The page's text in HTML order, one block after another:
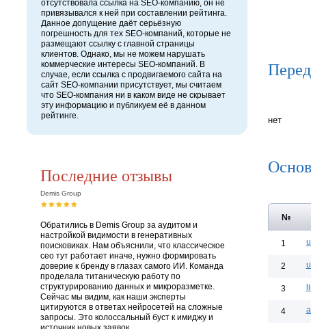
отсутствовала ссылка на SEO-компанию, он не
привязывался к ней при составлении рейтинга.
Данное допущение даёт серьёзную
погрешность для тех SEO-компаний, которые не
размещают ссылку с главной страницы
клиентов. Однако, мы не можем нарушать
коммерческие интересы SEO-компаний. В
случае, если ссылка с продвигаемого сайта на
сайт SEO-компании присутствует, мы считаем
что SEO-компания ни в каком виде не скрывает
эту информацию и публикуем её в данном
рейтинге.
Последние отзывы
Demis Group
Обратились в Demis Group за аудитом и
настройкой видимости в генеративных
поисковиках. Нам объяснили, что классическое
сео тут работает иначе, нужно формировать
доверие к бренду в глазах самого ИИ. Команда
проделала титаническую работу по
структурированию данных и микроразметке.
Сейчас мы видим, как наши эксперты
цитируются в ответах нейросетей на сложные
запросы. Это колоссальный буст к имиджу и
нет
№
1
2
3
4